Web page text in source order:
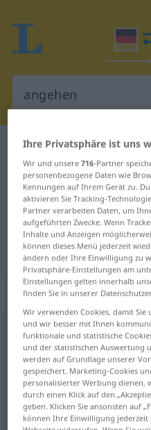
Deutsch-Norwegisch
Deutsch-
für "angehen"
"angehen"
Übersetzung
„angehen“
angehen
Übersicht aller
(Für mehr Details die
angå
Ihre Privatsphäre ist uns
Wir und unsere716-Partner
personenbezogene Daten wie
Kennungen auf Ihrem Gerät zu.
aktivieren Sie Tracking-
Partner verarbeiten Daten, um
aufgeführten Zwecke. Wenn
Inhalte und Anzeigen
können dieses Menü jederzeit
ändern oder Ihre Einwilligung zu
Privatsphäre-Einstellungen am
Einstellungen gelten innerhalb
finden Sie in unserer
Wir verwenden Cookies, damit Sie
und wir besser mit Ihnen
funktionale und statistische
und der statistischen Auswertung
werden auf Grundlage unserer
gespeichert. Marketing-Cookies
personalisierter Werbung dienen,
durch einen Klick auf den
geben. Klicken Sie ansonsten auf
können Ihre Einwilligung